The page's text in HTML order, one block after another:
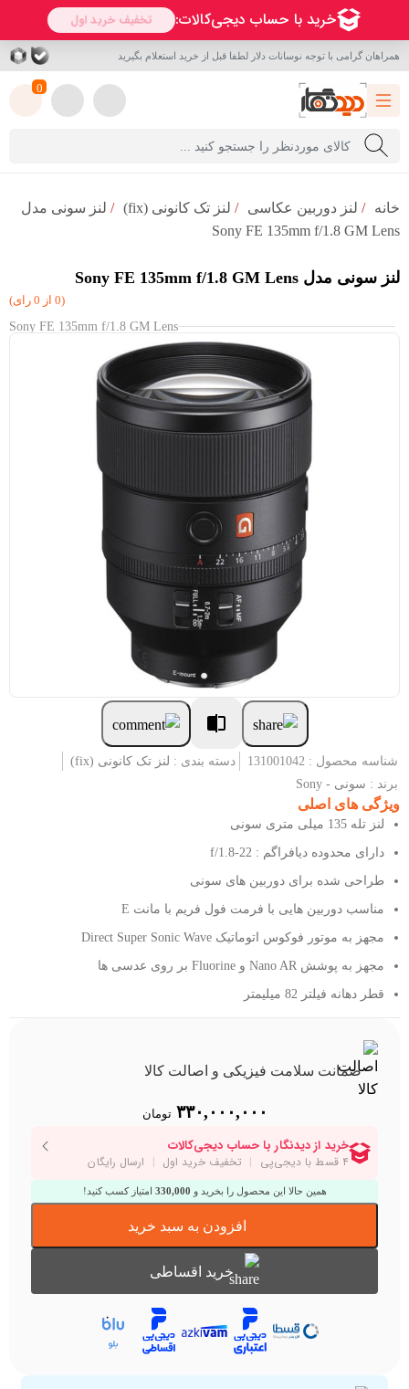
همراهان گرامی با توجه نوسانات دلار لطفا قبل از خرید استعلام بگیرید
0
خانه / لنز دوربین عکاسی / لنز تک کانونی (fix) / لنز سونی مدل
Sony FE 135mm f/1.8 GM Lens
لنز سونی مدل Sony FE 135mm f/1.8 GM Lens
(0 از 0 رای)
Sony FE 135mm f/1.8 GM Lens
شناسه محصول : 131001042 دسته بندی : لنز تک کانونی (fix)
برند : سونی - Sony
ویژگی های اصلی
لنز تله 135 میلی متری سونی
دارای محدوده دیافراگم : f/1.8-22
طراحی شده برای دوربین های سونی
مناسب دوربین هایی با فرمت فول فریم با مانت E
مجهز به موتور فوکوس اتوماتیک Direct Super Sonic Wave
مجهز به پوشش Nano AR و Fluorine بر روی عدسی ها
قطر دهانه فیلتر 82 میلیمتر
ضمانت سلامت فیزیکی و اصالت کالا
۳۳۰,۰۰۰,۰۰۰ تومان
همین حالا این محصول را بخرید و 330,000 امتیاز کسب کنید!
افزودن به سبد خرید
خرید اقساطی